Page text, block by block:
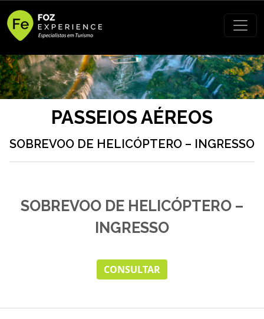
PASSEIOS AÉREOS
SOBREVOO DE HELICÓPTERO – INGRESSO
SOBREVOO DE HELICÓPTERO –
INGRESSO
CONSULTAR